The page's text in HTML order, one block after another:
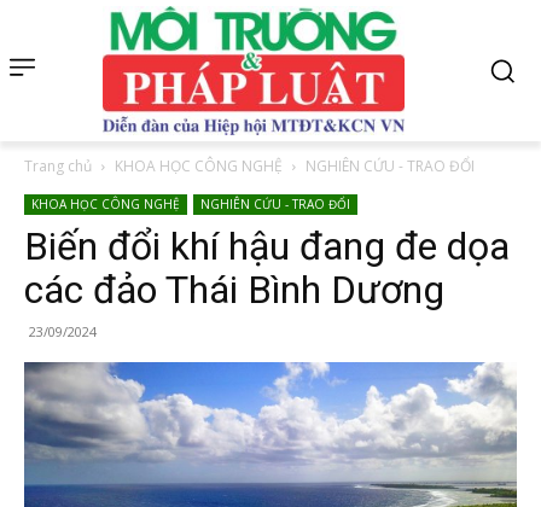
Trang chủ KHOA HỌC CÔNG NGHỆ NGHIÊN CỨU - TRAO ĐỔI
KHOA HỌC CÔNG NGHỆ NGHIÊN CỨU - TRAO ĐỔI
Biến đổi khí hậu đang đe dọa
các đảo Thái Bình Dương
23/09/2024